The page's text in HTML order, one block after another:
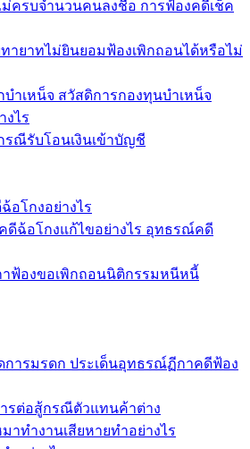
ม่ครบจำนวนคนลงชื่อ การฟ้องคดีเช็ค
ายาทไม่ยินยอมฟ้องเพิกถอนได้หรือไม่
บำเหน็จ สวัสดิการกองทุนบำเหน็จ
ไร
รณีรับโอนเงินเข้าบัญชี
อโกงอย่างไร
ดีฉ้อโกงแก้ไขอย่างไร อุทธรณ์คดี
ฟ้องขอเพิกถอนนิติกรรมหนีหนี้
การมรดก ประเด็นอุทธรณ์ฏีกาคดีฟ้อง
รต่อสู้กรณีตัวแทนค้าต่าง
าทำงานเสียหายทำอย่างไร